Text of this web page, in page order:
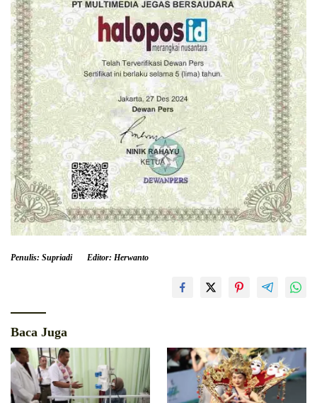
Penulis: Supriadi Editor: Herwanto
Baca Juga